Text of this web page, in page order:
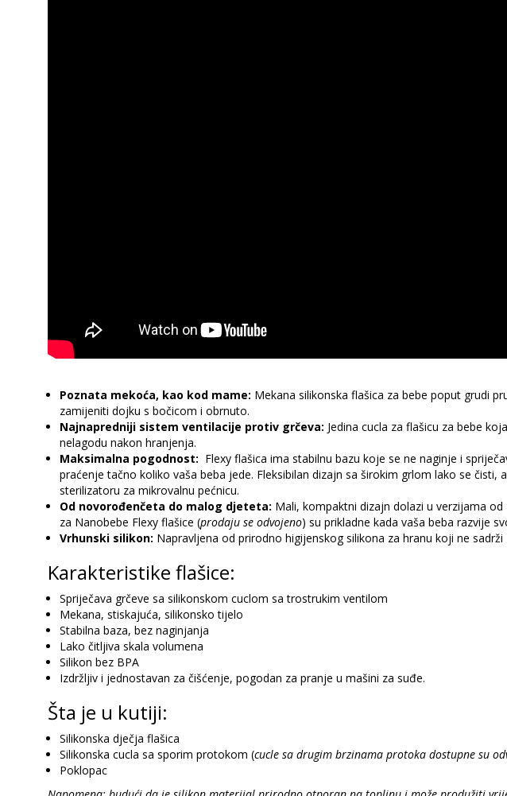
Poznata mekoća, kao kod mame: Mekana silikonska flašica za bebe poput grudi
zamijeniti dojku s bočicom i obrnuto.
Najnapredniji sistem ventilacije protiv grčeva: Jedina cucla za flašicu za bebe
nelagodu nakon hranjenja.
Maksimalna pogodnost: Flexy flašica ima stabilnu bazu koje se ne naginje i
praćenje tačno koliko vaša beba jede. Fleksibilan dizajn sa širokim grlom lako se
sterilizatoru za mikrovalnu pećnicu.
Od novorođenčeta do malog djeteta: Mali, kompaktni dizajn dolazi u verzijama
za Nanobebe Flexy flašice (prodaju se odvojeno) su prikladne kada vaša beba razvije
Vrhunski silikon: Napravljena od prirodno higijenskog silikona za hranu koji ne
Karakteristike flašice:
Spriječava grčeve sa silikonskom cuclom sa trostrukim ventilom
Mekana, stiskajuća, silikonsko tijelo
Stabilna baza, bez naginjanja
Lako čitljiva skala volumena
Silikon bez BPA
Izdržljiv i jednostavan za čišćenje, pogodan za pranje u mašini za suđe.
Šta je u kutiji:
Silikonska dječja flašica
Silikonska cucla sa sporim protokom (cucle sa drugim brzinama protoka dostupne su
Poklopac